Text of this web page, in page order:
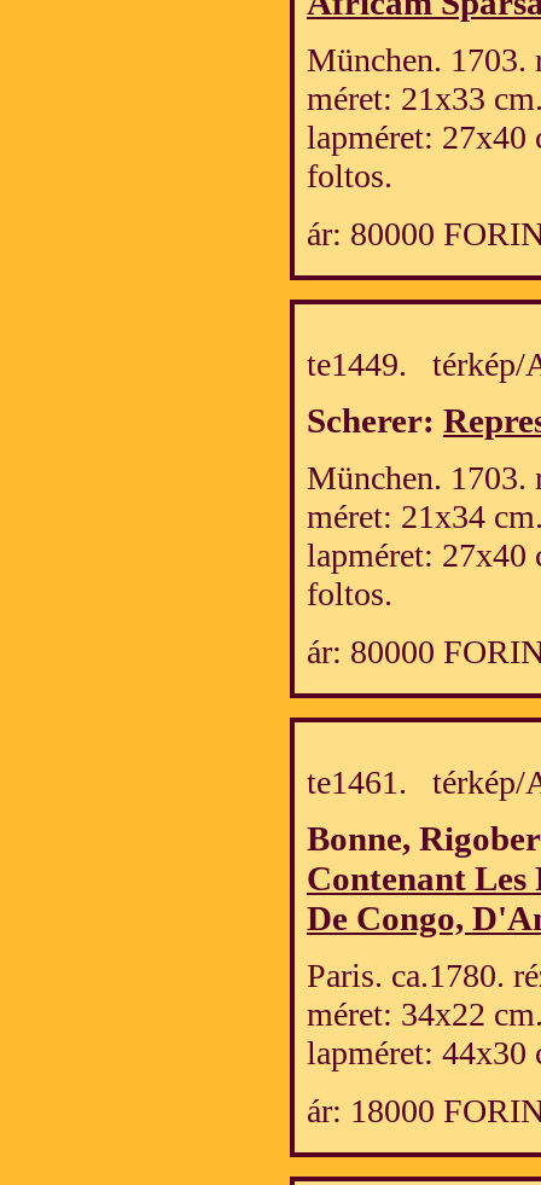
München. 1703.
méret: 21x33
lapméret: 27x40
foltos.
ár: 80000
te1449.
Scherer:
München. 1703.
méret: 21x34
lapméret: 27x40
foltos.
ár: 80000
te1461.
Bonne,
Contenant Les
De Congo,
Paris. ca.1780.
méret: 34x22
lapméret: 44x30
ár: 18000